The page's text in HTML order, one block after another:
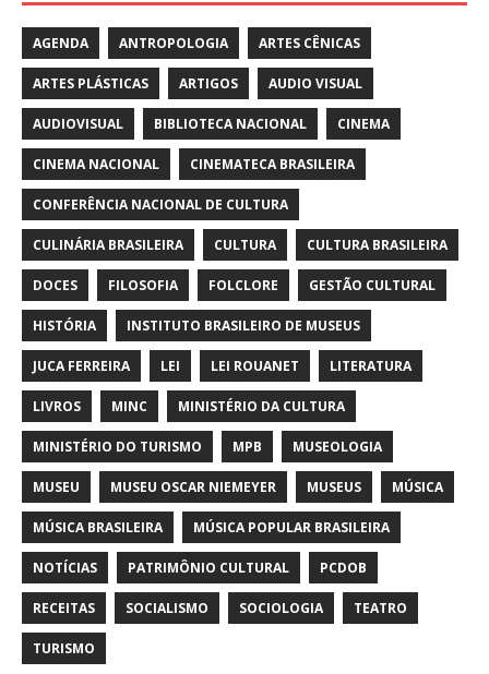
AGENDA ANTROPOLOGIA ARTES CÊNICAS
ARTES PLÁSTICAS ARTIGOS AUDIO VISUAL
AUDIOVISUAL BIBLIOTECA NACIONAL CINEMA
CINEMA NACIONAL CINEMATECA BRASILEIRA
CONFERÊNCIA NACIONAL DE CULTURA
CULINÁRIA BRASILEIRA CULTURA CULTURA BRASILEIRA
DOCES FILOSOFIA FOLCLORE GESTÃO CULTURAL
HISTÓRIA INSTITUTO BRASILEIRO DE MUSEUS
JUCA FERREIRA LEI LEI ROUANET LITERATURA
LIVROS MINC MINISTÉRIO DA CULTURA
MINISTÉRIO DO TURISMO MPB MUSEOLOGIA
MUSEU MUSEU OSCAR NIEMEYER MUSEUS MÚSICA
MÚSICA BRASILEIRA MÚSICA POPULAR BRASILEIRA
NOTÍCIAS PATRIMÔNIO CULTURAL PCDOB
RECEITAS SOCIALISMO SOCIOLOGIA TEATRO
TURISMO